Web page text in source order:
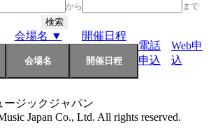
から まで
会場名 ▼
開催日程
電話
申込
Web申
込
ジックジャパン
Japan Co., Ltd. All rights reserved.